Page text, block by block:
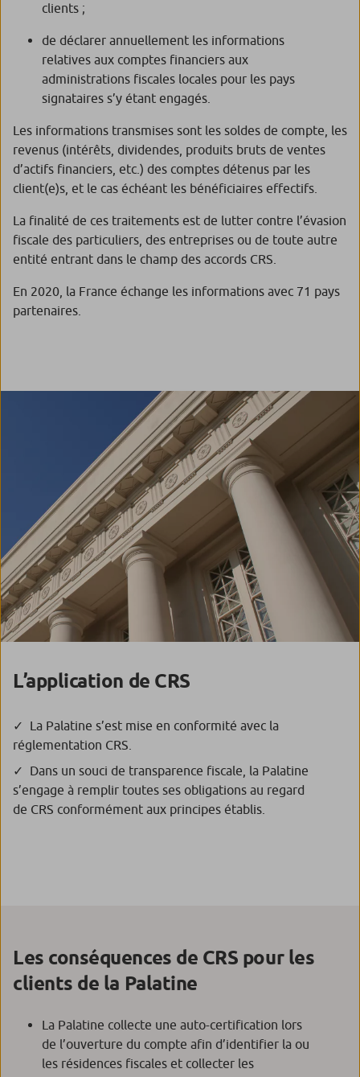
clients ;
de déclarer annuellement les informations
relatives aux comptes financiers aux
administrations fiscales locales pour les pays
signataires s’y étant engagés.
Les informations transmises sont les soldes de compte, les
revenus (intérêts, dividendes, produits bruts de ventes
d’actifs financiers, etc.) des comptes détenus par les
client(e)s, et le cas échéant les bénéficiaires effectifs.
La finalité de ces traitements est de lutter contre l’évasion
fiscale des particuliers, des entreprises ou de toute autre
entité entrant dans le champ des accords CRS.
En 2020, la France échange les informations avec 71 pays
partenaires.
L’application de CRS
La Palatine s’est mise en conformité avec la
réglementation CRS.
Dans un souci de transparence fiscale, la Palatine
s’engage à remplir toutes ses obligations au regard
de CRS conformément aux principes établis.
Les conséquences de CRS pour les
clients de la Palatine
La Palatine collecte une auto-certification lors
de l’ouverture du compte afin d’identifier la ou
les résidences fiscales et collecter les